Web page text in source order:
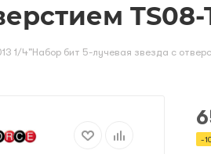
1/4"Набор бит 5-лучевая звезда с
-